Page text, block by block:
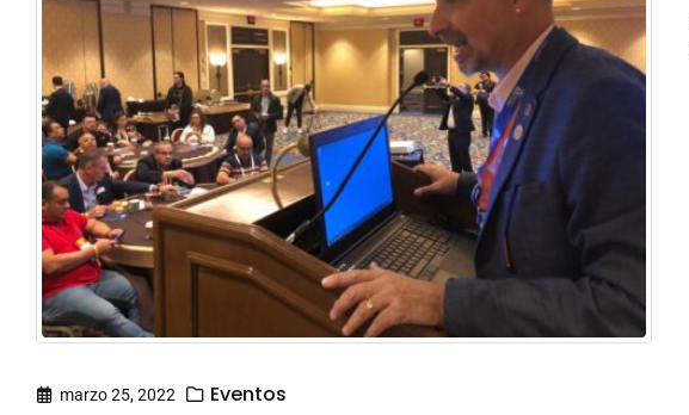
marzo 25, 2022 Eventos